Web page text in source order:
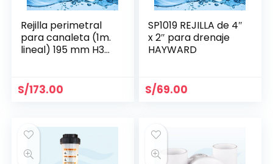
Rejilla perimetral
para canaleta (1m.
lineal) 195 mm H35
S/173.00
SP1019 REJILLA de 4″
x 2″ para drenaje
HAYWARD
S/69.00